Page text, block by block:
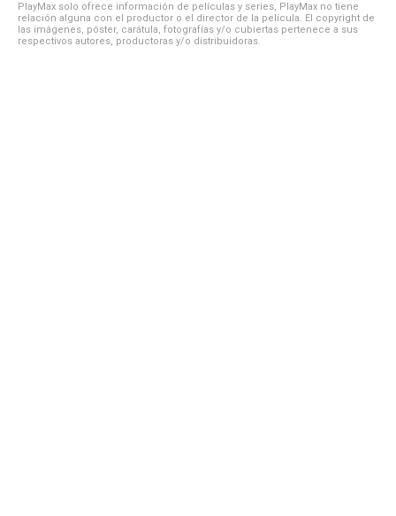
PlayMax solo ofrece información de películas y series, PlayMax no tiene
relación alguna con el productor o el director de la película. El copyright de
las imágenes, póster, carátula, fotografías y/o cubiertas pertenece a sus
respectivos autores, productoras y/o distribuidoras.